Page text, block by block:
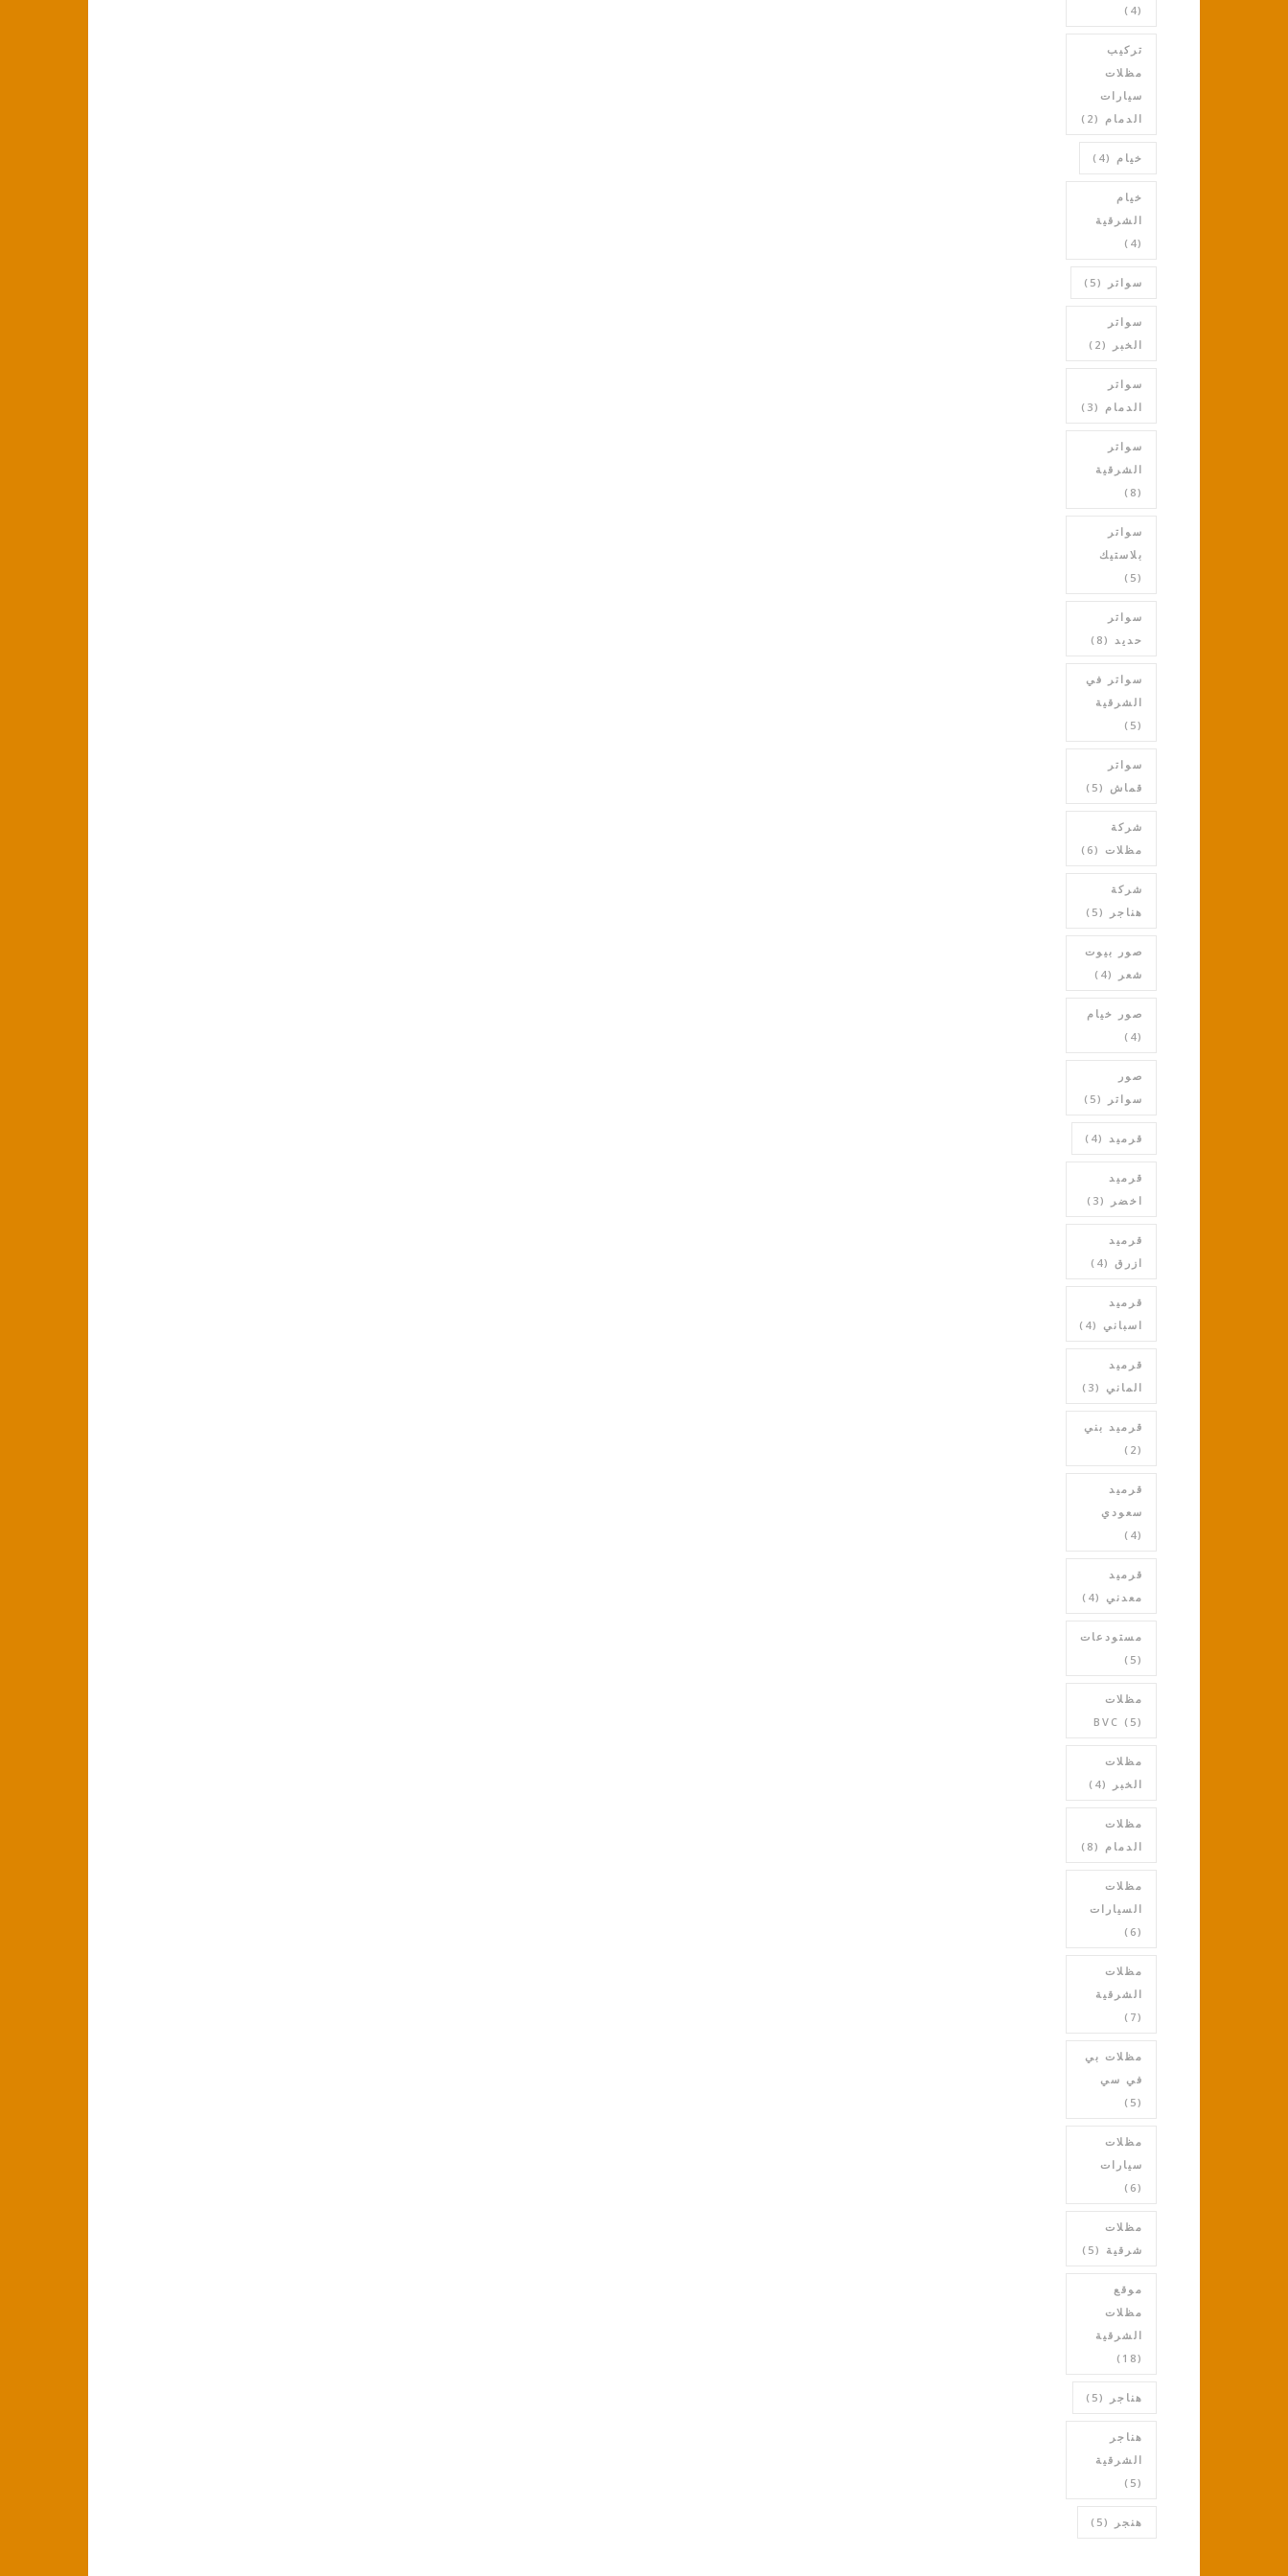
(4)
تركيب
مظلات
سيارات
الدمام (2)
خيام (4)
خيام
الشرقية
(4)
سواتر (5)
سواتر
الخبر
(2)
سواتر
الدمام (3)
سواتر
الشرقية
(8)
سواتر
بلاستيك
(5)
سواتر
حديد (8)
سواتر في
الشرقية
(5)
سواتر
قماش (5)
شركة
مظلات (6)
شركة
هناجر
(5)
صور بيوت
شعر
(4)
صور خيام
(4)
صور
سواتر
(5)
قرميد (4)
قرميد
اخضر
(3)
قرميد
ازرق (4)
قرميد
اسباني (4)
قرميد
الماني (3)
قرميد بني
(2)
قرميد
سعودي
(4)
قرميد
معدني (4)
مستودعات
(5)
مظلات
BVC (5)
مظلات
الخبر
(4)
مظلات
الدمام (8)
مظلات
السيارات
(6)
مظلات
الشرقية
(7)
مظلات بي
في سي
(5)
مظلات
سيارات
(6)
مظلات
شرقية (5)
موقع
مظلات
الشرقية
(18)
هناجر (5)
هناجر
الشرقية
(5)
هنجر (5)